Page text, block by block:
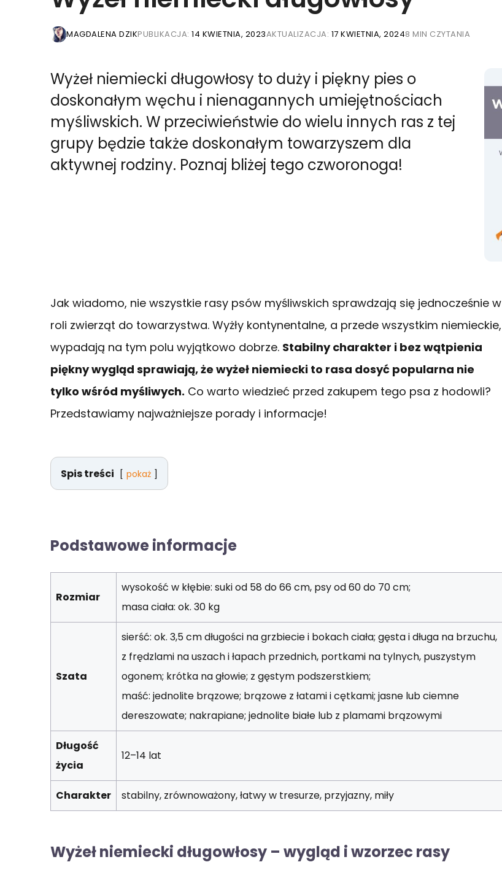
MAGDALENA DZIKPUBLIKACJA: 14 KWIETNIA, 2023AKTUALIZACJA: 17 KWIETNIA, 20248 MIN CZYTANIA
Wyżeł niemiecki długowłosy to duży i piękny pies o
doskonałym węchu i nienagannych umiejętnościach
myśliwskich. W przeciwieństwie do wielu innych ras z tej
grupy będzie także doskonałym towarzyszem dla
aktywnej rodziny. Poznaj bliżej tego czworonoga!
Jak wiadomo, nie wszystkie rasy psów myśliwskich sprawdzają się jednocześnie w
roli zwierząt do towarzystwa. Wyżły kontynentalne, a przede wszystkim niemieckie,
wypadają na tym polu wyjątkowo dobrze. Stabilny charakter i bez wątpienia
piękny wygląd sprawiają, że wyżeł niemiecki to rasa dosyć popularna nie
tylko wśród myśliwych. Co warto wiedzieć przed zakupem tego psa z hodowli?
Przedstawiamy najważniejsze porady i informacje!
Spis treści pokaż
Podstawowe informacje
Rozmiar
wysokość w kłębie: suki od 58 do 66 cm, psy od 60 do 70 cm;
masa ciała: ok. 30 kg
Szata
sierść: ok. 3,5 cm długości na grzbiecie i bokach ciała; gęsta i długa na brzuchu,
z frędzlami na uszach i łapach przednich, portkami na tylnych, puszystym
ogonem; krótka na głowie; z gęstym podszerstkiem;
maść: jednolite brązowe; brązowe z łatami i cętkami; jasne lub ciemne
dereszowate; nakrapiane; jednolite białe lub z plamami brązowymi
Długość
życia
12–14 lat
Charakter stabilny, zrównoważony, łatwy w tresurze, przyjazny, miły
Wyżeł niemiecki długowłosy – wygląd i wzorzec rasy